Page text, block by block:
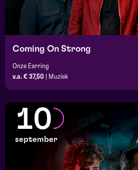
Coming On Strong
Onze Earring
v.a. € 37,50
Muziek
10
september